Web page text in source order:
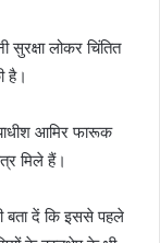
लोकर चिंतित
है।
आमिर फारूक
मिले हैं।
बता दें कि इससे पहले